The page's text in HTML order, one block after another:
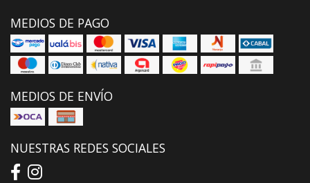
MEDIOS DE PAGO
MEDIOS DE ENVÍO
NUESTRAS REDES SOCIALES